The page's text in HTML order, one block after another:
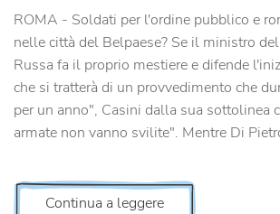
ROMA - Soldati per l'ordine pubblico e
nelle città del Belpaese? Se il ministro
Russa fa il proprio mestiere e difende
che si tratterà di un provvedimento che
per un anno", Casini dalla sua sottolinea
armate non vanno svilite". Mentre Di
Continua a leggere